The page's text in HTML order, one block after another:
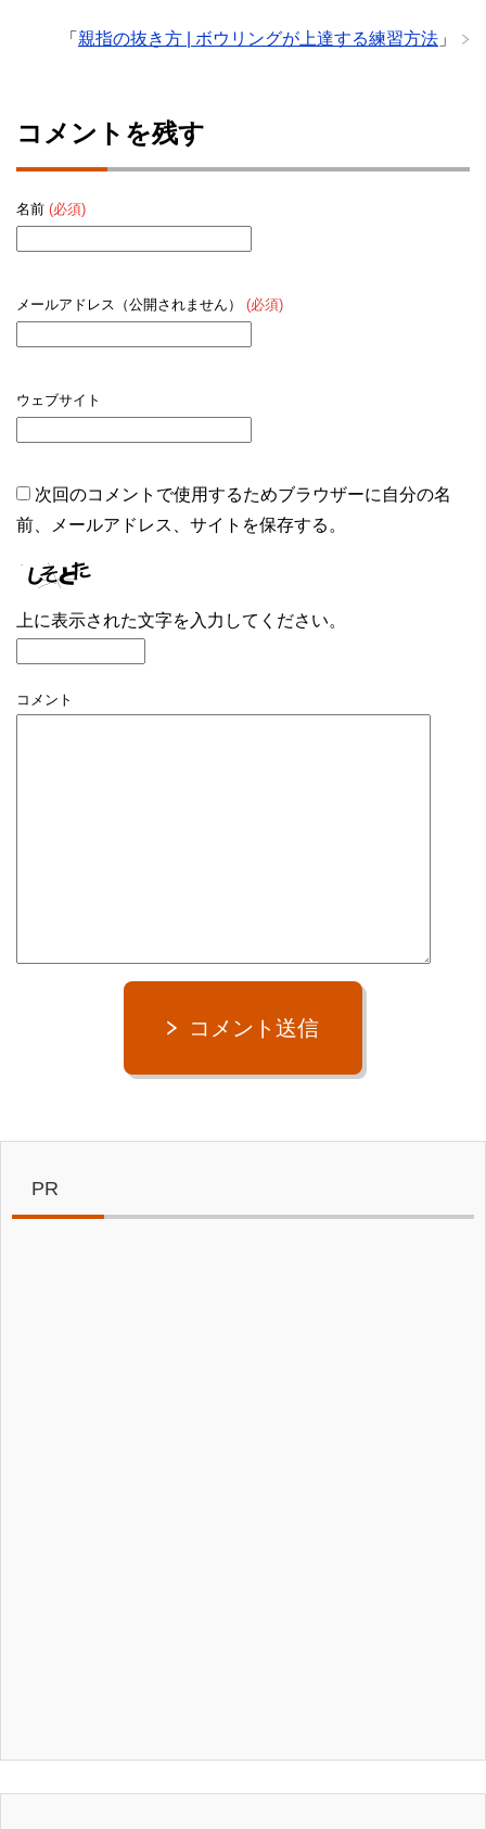
「 親指の抜き方 | ボウリングが上達する練習方法 」
コメントを残す
名前 (必須)
メールアドレス（公開されません） (必須)
ウェブサイト
次回のコメントで使用するためブラウザーに自分の名
前、メールアドレス、サイトを保存する。
上に表示された文字を入力してください。
コメント
コメント送信
PR